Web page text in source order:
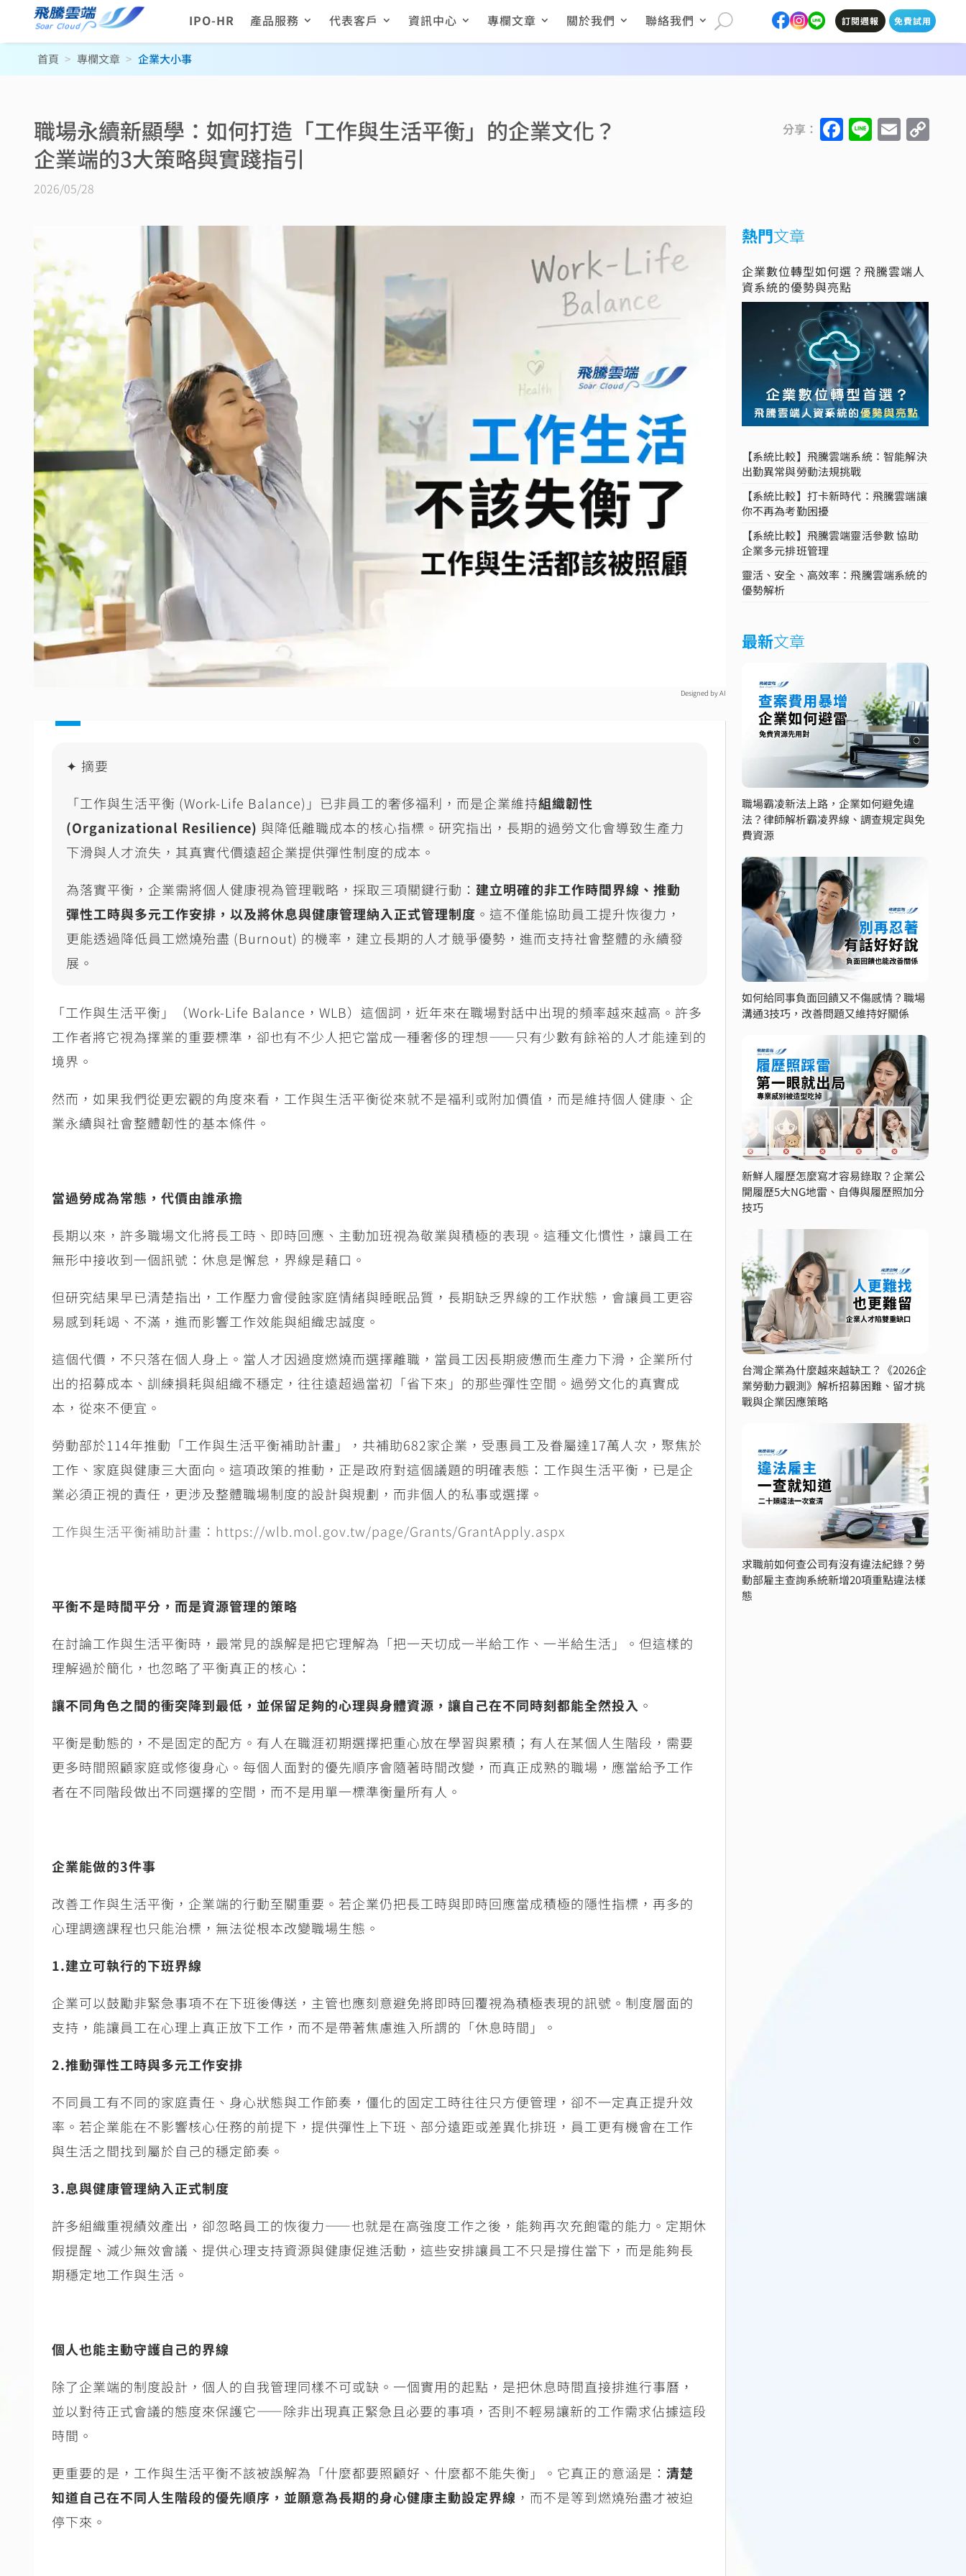
IPO-HR 產品服務 代表客戶 資訊中心 專欄文章 關於我們 聯絡我們 訂閱週報 免費試用
首頁 > 專欄文章 > 企業大小事
職場永續新顯學：如何打造「工作與生活平衡」的企業文化？
企業端的3大策略與實踐指引
2026/05/28
分享： F
a
o
k
Li
n
E
m
C
Designed by AI
✦ 摘要
「工作與生活平衡 (Work-Life Balance) 」已非員工的奢侈福利，而是企業維持組織韌性
(Organizational Resilience) 與降低離職成本的核心指標。研究指出，長期的過勞文化會導致生產力
下滑與人才流失，其真實代價遠超企業提供彈性制度的成本。
為落實平衡，企業需將個人健康視為管理戰略，採取三項關鍵行動： 建立明確的非工作時間界線、推動
彈性工時與多元工作安排，以及將休息與健康管理納入正式管理制度 。這不僅能協助員工提升恢復力，
更能透過降低員工燃燒殆盡 (Burnout) 的機率，建立長期的人才競爭優勢，進而支持社會整體的永續發
展。
「工作與生活平衡」（Work-Life Balance ， WLB）這個詞，近年來在職場對話中出現的頻率越來越高。許多
工作者將它視為擇業的重要標準，卻也有不少人把它當成一種奢侈的理想——只有少數有餘裕的人才能達到的
境界。
然而，如果我們從更宏觀的角度來看，工作與生活平衡從來就不是福利或附加價值，而是維持個人健康、企
業永續與社會整體韌性的基本條件。
當過勞成為常態，代價由誰承擔
長期以來，許多職場文化將長工時、即時回應、主動加班視為敬業與積極的表現。這種文化慣性，讓員工在
無形中接收到一個訊號：休息是懈怠，界線是藉口。
但研究結果早已清楚指出，工作壓力會侵蝕家庭情緒與睡眠品質，長期缺乏界線的工作狀態，會讓員工更容
易感到耗竭、不滿，進而影響工作效能與組織忠誠度。
這個代價，不只落在個人身上。當人才因過度燃燒而選擇離職，當員工因長期疲憊而生產力下滑，企業所付
出的招募成本、訓練損耗與組織不穩定，往往遠超過當初「省下來」的那些彈性空間。過勞文化的真實成
本，從來不便宜。
勞動部於114年推動「工作與生活平衡補助計畫」，共補助682家企業，受惠員工及眷屬達17萬人次，聚焦於
工作、家庭與健康三大面向。這項政策的推動，正是政府對這個議題的明確表態：工作與生活平衡，已是企
業必須正視的責任，更涉及整體職場制度的設計與規劃，而非個人的私事或選擇。
工作與生活平衡補助計畫： https://wlb.mol.gov.tw/page/Grants/GrantApply.aspx
平衡不是時間平分，而是資源管理的策略
在討論工作與生活平衡時，最常見的誤解是把它理解為「把一天切成一半給工作、一半給生活」。但這樣的
理解過於簡化，也忽略了平衡真正的核心：
讓不同角色之間的衝突降到最低，並保留足夠的心理與身體資源，讓自己在不同時刻都能全然投入 。
平衡是動態的，不是固定的配方。有人在職涯初期選擇把重心放在學習與累積；有人在某個人生階段，需要
更多時間照顧家庭或修復身心。每個人面對的優先順序會隨著時間改變，而真正成熟的職場，應當給予工作
者在不同階段做出不同選擇的空間，而不是用單一標準衡量所有人。
企業能做的3件事
改善工作與生活平衡，企業端的行動至關重要。若企業仍把長工時與即時回應當成積極的隱性指標，再多的
心理調適課程也只能治標，無法從根本改變職場生態。
1.建立可執行的下班界線
企業可以鼓勵非緊急事項不在下班後傳送，主管也應刻意避免將即時回覆視為積極表現的訊號。制度層面的
支持，能讓員工在心理上真正放下工作，而不是帶著焦慮進入所謂的「休息時間」。
2.推動彈性工時與多元工作安排
不同員工有不同的家庭責任、身心狀態與工作節奏，僵化的固定工時往往只方便管理，卻不一定真正提升效
率。若企業能在不影響核心任務的前提下，提供彈性上下班、部分遠距或差異化排班，員工更有機會在工作
與生活之間找到屬於自己的穩定節奏。
3.息與健康管理納入正式制度
許多組織重視績效產出，卻忽略員工的恢復力——也就是在高強度工作之後，能夠再次充飽電的能力。定期休
假提醒、減少無效會議、提供心理支持資源與健康促進活動，這些安排讓員工不只是撐住當下，而是能夠長
期穩定地工作與生活。
個人也能主動守護自己的界線
除了企業端的制度設計，個人的自我管理同樣不可或缺。一個實用的起點，是把休息時間直接排進行事曆，
並以對待正式會議的態度來保護它——除非出現真正緊急且必要的事項，否則不輕易讓新的工作需求佔據這段
時間。
更重要的是，工作與生活平衡不該被誤解為「什麼都要照顧好、什麼都不能失衡」。它真正的意涵是： 清楚
知道自己在不同人生階段的優先順序，並願意為長期的身心健康主動設定界線 ，而不是等到燃燒殆盡才被迫
停下來。
熱門文章
企業數位轉型如何選？飛騰雲端人
資系統的優勢與亮點
【系統比較】飛騰雲端系統：智能解決
出勤異常與勞動法規挑戰
【系統比較】打卡新時代：飛騰雲端讓
你不再為考勤困擾
【系統比較】飛騰雲端靈活參數 協助
企業多元排班管理
靈活、安全、高效率：飛騰雲端系統的
優勢解析
最新文章
職場霸凌新法上路，企業如何避免違
法？律師解析霸凌界線、調查規定與免
費資源
如何給同事負面回饋又不傷感情？職場
溝通3技巧，改善問題又維持好關係
新鮮人履歷怎麼寫才容易錄取？企業公
開履歷5大NG地雷、自傳與履歷照加分
技巧
台灣企業為什麼越來越缺工？《2026企
業勞動力觀測》解析招募困難、留才挑
戰與企業因應策略
求職前如何查公司有沒有違法紀錄？勞
動部雇主查詢系統新增20項重點違法樣
態